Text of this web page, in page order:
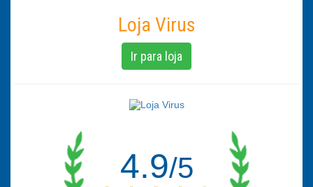
Loja Virus
Ir para loja
4.9/5